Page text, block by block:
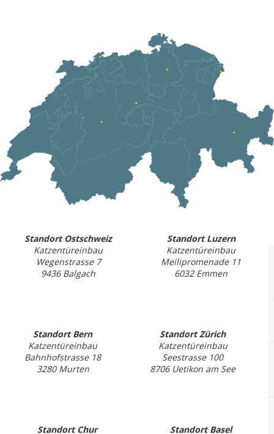
Standort Ostschweiz
Katzentüreinbau
Wegenstrasse 7
9436 Balgach
Standort Luzern
Katzentüreinbau
Meilipromenade 11
6032 Emmen
Standort Bern
Katzentüreinbau
Bahnhofstrasse 18
3280 Murten
Standort Zürich
Katzentüreinbau
Seestrasse 100
8706 Uetikon am See
Standort Chur Standort Basel